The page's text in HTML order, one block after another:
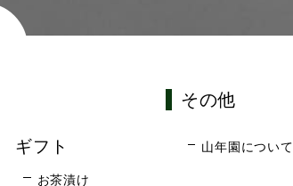
ギフト
お茶漬け
その他
山年園について